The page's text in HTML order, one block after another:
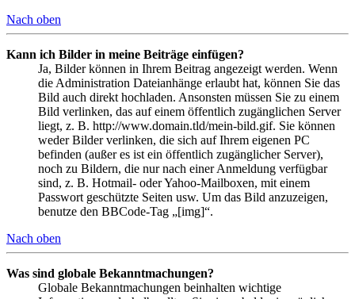
Nach oben
Kann ich Bilder in meine Beiträge einfügen?
Ja, Bilder können in Ihrem Beitrag angezeigt werden. Wenn
die Administration Dateianhänge erlaubt hat, können Sie das
Bild auch direkt hochladen. Ansonsten müssen Sie zu einem
Bild verlinken, das auf einem öffentlich zugänglichen Server
liegt, z. B. http://www.domain.tld/mein-bild.gif. Sie können
weder Bilder verlinken, die sich auf Ihrem eigenen PC
befinden (außer es ist ein öffentlich zugänglicher Server),
noch zu Bildern, die nur nach einer Anmeldung verfügbar
sind, z. B. Hotmail- oder Yahoo-Mailboxen, mit einem
Passwort geschützte Seiten usw. Um das Bild anzuzeigen,
benutze den BBCode-Tag „[img]“.
Nach oben
Was sind globale Bekanntmachungen?
Globale Bekanntmachungen beinhalten wichtige